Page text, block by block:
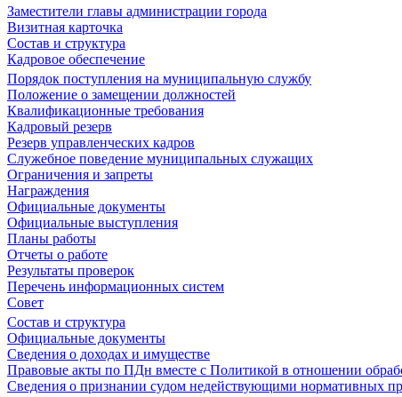
Заместители главы администрации города
Визитная карточка
Состав и структура
Кадровое обеспечение
Порядок поступления на муниципальную службу
Положение о замещении должностей
Квалификационные требования
Кадровый резерв
Резерв управленческих кадров
Служебное поведение муниципальных служащих
Ограничения и запреты
Награждения
Официальные документы
Официальные выступления
Планы работы
Отчеты о работе
Результаты проверок
Перечень информационных систем
Совет
Состав и структура
Официальные документы
Сведения о доходах и имуществе
Правовые акты по ПДн вместе с Политикой в отношении
Сведения о признании судом недействующими нормативных